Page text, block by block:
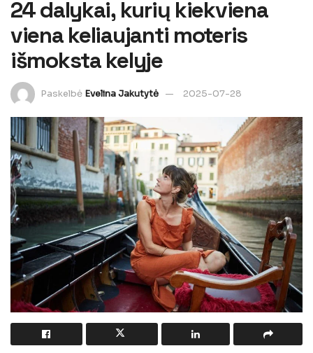
24 dalykai, kurių kiekviena
viena keliaujanti moteris
išmoksta kelyje
Paskelbė Evelina Jakutytė 2025-07-28